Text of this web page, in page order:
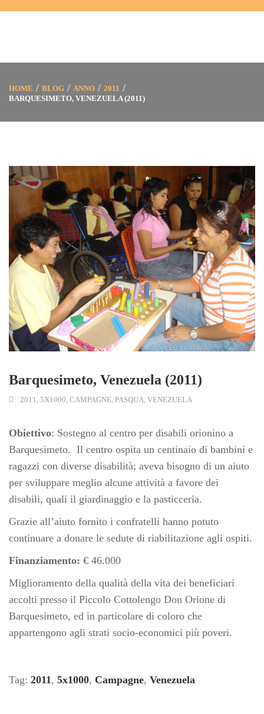
HOME BLOG ANNO
2011
BARQUESIMETO, VENEZUELA (2011)
Barquesimeto, Venezuela (2011)
2011 5X1000 CAMPAGNE PASQUA VENEZUELA
Obiettivo: Sostegno al centro per disabili orionino a
Barquesimeto. Il centro ospita un centinaio di bambini e
ragazzi con diverse disabilità; aveva bisogno di un aiuto
per sviluppare meglio alcune attività a favore dei
disabili, quali il giardinaggio e la pasticceria.
Grazie all’aiuto fornito i confratelli hanno potuto
continuare a donare le sedute di riabilitazione agli ospiti.
Finanziamento: € 46.000
Miglioramento della qualità della vita dei beneficiari
accolti presso il Piccolo Cottolengo Don Orione di
Barquesimeto, ed in particolare di coloro che
appartengono agli strati socio-economici più poveri.
Tag: 2011 , 5x1000, Campagne, Venezuela